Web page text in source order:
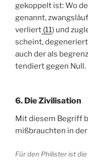
gekoppelt ist: Wo
genannt,
verliert (11) und
scheint,
auch der als
tendiert gegen Null.
6. Die Zivilisation
Mit diesem Begriff
mißbrauchten in
Für den Philister ist die